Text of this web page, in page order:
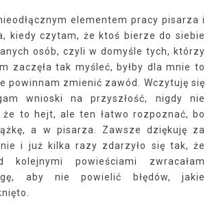
elementem pracy pisarza i
kiedy czytam, że ktoś bierze do siebie
osób, czyli w domyśle tych, którzy
zaczęła tak myśleć, byłby dla mnie to
powinnam zmienić zawód. Wczytuję się
wnioski na przyszłość, nigdy nie
że to hejt, ale ten łatwo rozpoznać, bo
a w pisarza. Zawsze dziękuję za
i już kilka razy zdarzyło się tak, że
powieściami zwracałam
aby nie powielić błędów, jakie